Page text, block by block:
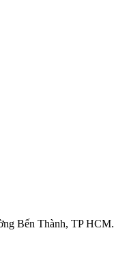
Bến Thành, TP HCM.